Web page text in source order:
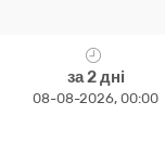
за 2 дні
08-08-2026, 00:00